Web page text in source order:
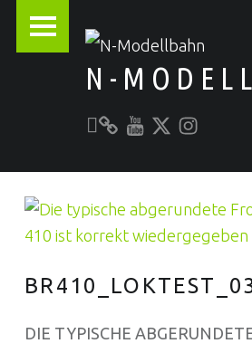
N-
Alles rund um die Modellbahn
DIE TYPISCHE